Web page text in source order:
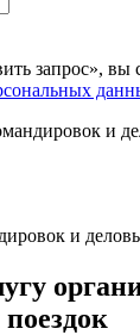
запрос», вы
и